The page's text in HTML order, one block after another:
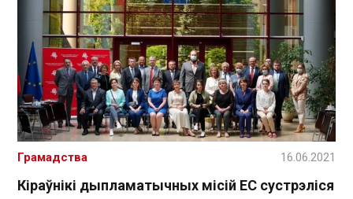
Кіраўнікі дыпламатычных місій ЕС сустрэліся
Грамадства 16.06.2021